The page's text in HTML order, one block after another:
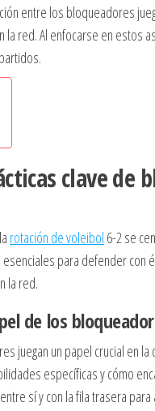
entre los bloqueadores
la red. Al enfocarse en
clave
rotación de voleibol 6-2 se
para defender con
la red.
de los
juegan un papel crucial en
específicas y cómo
sí y con la fila trasera